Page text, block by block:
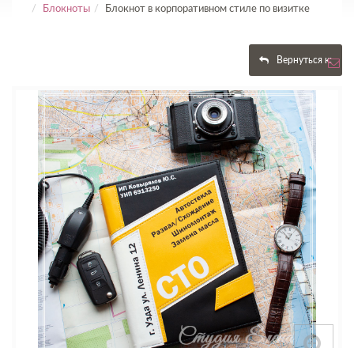
Блокноты
Блокнот в корпоративном стиле по визитке
Вернуться к: